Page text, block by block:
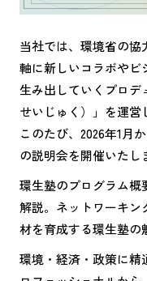
当社では、環境省の協
軸に新しいコラボやビ
生み出していくプロデ
せいじゅく）」を運営
このたび、2026年1月
の説明会を開催いたし
環生塾のプログラム概
解説。ネットワーキン
材を育成する環生塾の
環境・経済・政策に精